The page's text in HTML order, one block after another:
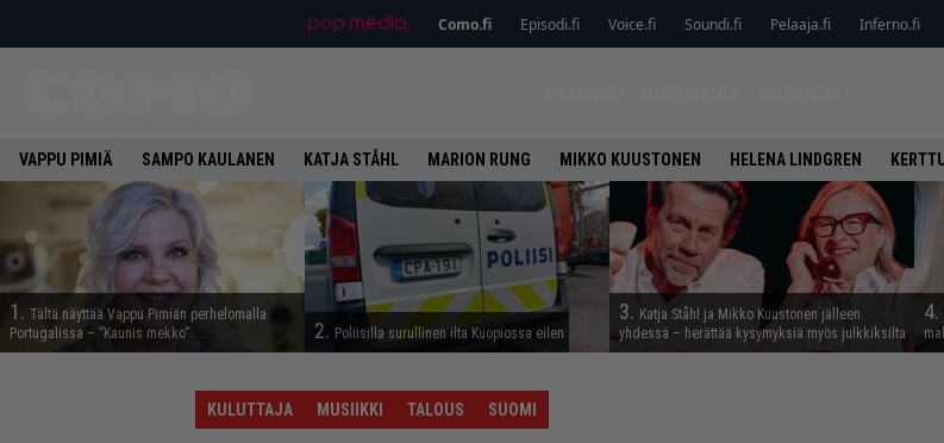
Como.fi Episodi.fi Voice.fi Soundi.fi Pelaaja.fi Inferno.fi
VAPPU PIMIÄ SAMPO KAULANEN KATJA STÅHL MARION RUNG MIKKO KUUSTONEN HELENA LINDGREN
1. Tältä näyttää Vappu Pimiän perhelomalla
Portugalissa – ”Kaunis mekko”
2. Poliisilla surullinen ilta Kuopiossa eilen
3. Katja Ståhl ja Mikko Kuustonen jälleen
yhdessä – herättää kysymyksiä myös julkkiksilta
4.
KULUTTAJA MUSIIKKI TALOUS SUOMI